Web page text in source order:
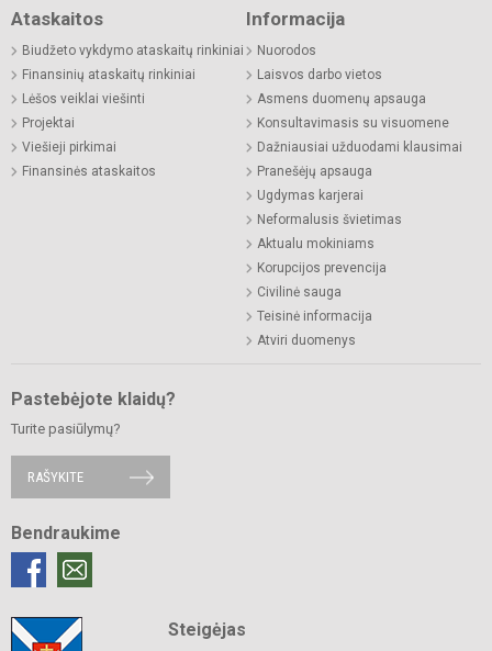
Ataskaitos
Biudžeto vykdymo ataskaitų rinkiniai
Finansinių ataskaitų rinkiniai
Lėšos veiklai viešinti
Projektai
Viešieji pirkimai
Finansinės ataskaitos
Informacija
Nuorodos
Laisvos darbo vietos
Asmens duomenų apsauga
Konsultavimasis su visuomene
Dažniausiai užduodami klausimai
Pranešėjų apsauga
Ugdymas karjerai
Neformalusis švietimas
Aktualu mokiniams
Korupcijos prevencija
Civilinė sauga
Teisinė informacija
Atviri duomenys
Pastebėjote klaidų?
Turite pasiūlymų?
RAŠYKITE
Bendraukime
Steigėjas